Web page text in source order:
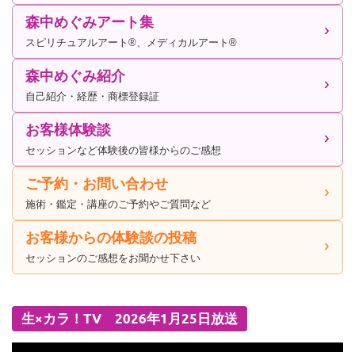
森中めぐみアート集
スピリチュアルアート®、メディカルアート®
森中めぐみ紹介
自己紹介・経歴・商標登録証
お客様体験談
セッションなど体験後の皆様からのご感想
ご予約・お問い合わせ
施術・鑑定・講座のご予約やご質問など
お客様からの体験談の投稿
セッションのご感想をお聞かせ下さい
生×カラ！TV 2026年1月25日放送